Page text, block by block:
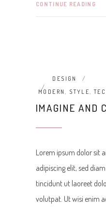
CONTINUE READING
DESIGN
MODERN, STYLE,
IMAGINE AND
Lorem ipsum dolor sit
adipiscing elit, sed
tincidunt ut laoreet
volutpat. Ut wisi enim